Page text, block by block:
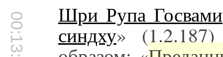
00:13:43 Шри Рупа Госвами
синдху» (1.2.187)